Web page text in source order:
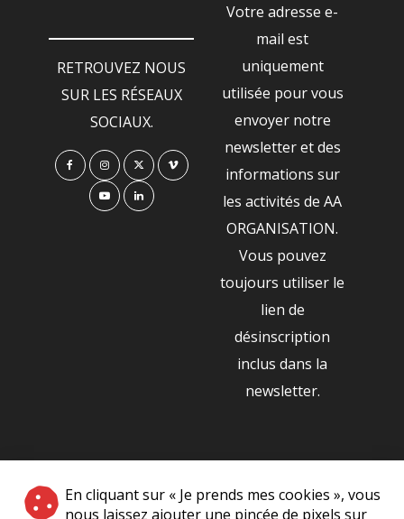
En cliquant sur « Je prends mes cookies », vous
nous laissez ajouter une pincée de pixels sur
RETROUVEZ NOUS
SUR LES RÉSEAUX
SOCIAUX.
Votre adresse e-
mail est
uniquement
utilisée pour vous
envoyer notre
newsletter et des
informations sur
les activités de AA
ORGANISATION.
Vous pouvez
toujours utiliser le
lien de
désinscription
inclus dans la
newsletter.
NOS PARTENAIRES
|